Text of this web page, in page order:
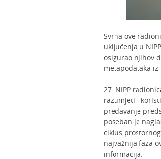
Svrha ove
uključenja u
osigurao njihov
metapodataka
27. NIPP
razumjeti i
predavanje
poseban je
ciklus
najvažnija faza
informacija.